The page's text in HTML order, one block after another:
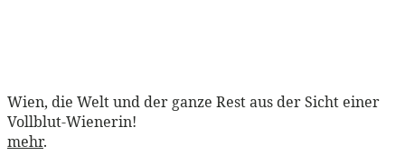
Wien, die Welt und der ganze Rest aus der Sicht einer
Vollblut-Wienerin!
mehr.